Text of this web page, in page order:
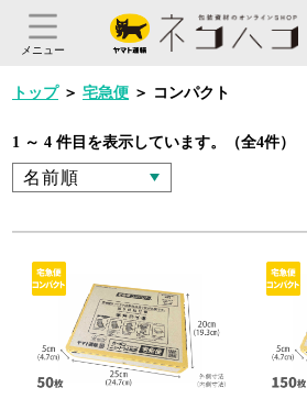
メニュー
ログイン お気に入り 閲覧履歴
ご利用ガイド
よくある質問
トップ ＞ 宅急便 ＞ コンパクト
1 ～ 4 件目を表示しています。（全4件）